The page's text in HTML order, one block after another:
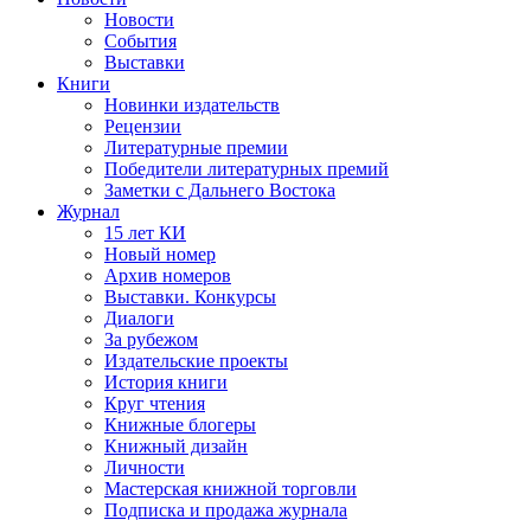
Новости
События
Выставки
Книги
Новинки издательств
Рецензии
Литературные премии
Победители литературных премий
Заметки с Дальнего Востока
Журнал
15 лет КИ
Новый номер
Архив номеров
Выставки. Конкурсы
Диалоги
За рубежом
Издательские проекты
История книги
Круг чтения
Книжные блогеры
Книжный дизайн
Личности
Мастерская книжной торговли
Подписка и продажа журнала